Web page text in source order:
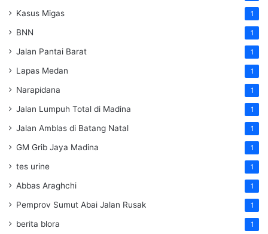
Kasus Migas 1
BNN 1
Jalan Pantai Barat 1
Lapas Medan 1
Narapidana 1
Jalan Lumpuh Total di Madina 1
Jalan Amblas di Batang Natal 1
GM Grib Jaya Madina 1
tes urine 1
Abbas Araghchi 1
Pemprov Sumut Abai Jalan Rusak 1
berita blora 1